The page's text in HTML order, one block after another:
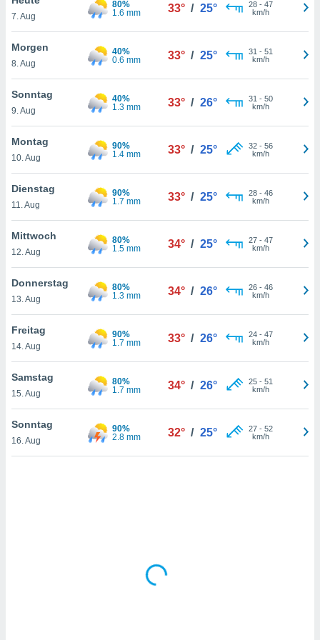
oder
Partner
es uns
das
der
Profil zu
Ihnen
finden
. Sie
jederzeit
Rand
7. Aug
80%
1.6 mm
33° / 25° 28- 47
km/h
Morgen
8. Aug
40%
0.6 mm
33° / 25° 31 - 51
km/h
Sonntag
9. Aug
40%
1.3 mm
33° / 26° 31 - 50
km/h
Montag
10. Aug
90%
1.4 mm
33° / 25° 32- 56
km/h
Dienstag
11. Aug
90%
1.7 mm
33° / 25° 28- 46
km/h
Mittwoch
12. Aug
80%
1.5 mm
34° / 25° 27- 47
km/h
Donnerstag
13. Aug
80%
1.3 mm
34° / 26° 26- 46
km/h
Freitag
14. Aug
90%
1.7 mm
33° / 26° 24- 47
km/h
Samstag
15. Aug
80%
1.7 mm
34° / 26° 25- 51
km/h
Sonntag
16. Aug
90%
2.8 mm
32° / 25° 27- 52
km/h